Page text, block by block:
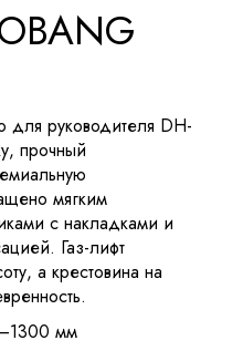
для руководителя DH-
прочный
мягким
с накладками и
Газ-лифт
а крестовина на
мм